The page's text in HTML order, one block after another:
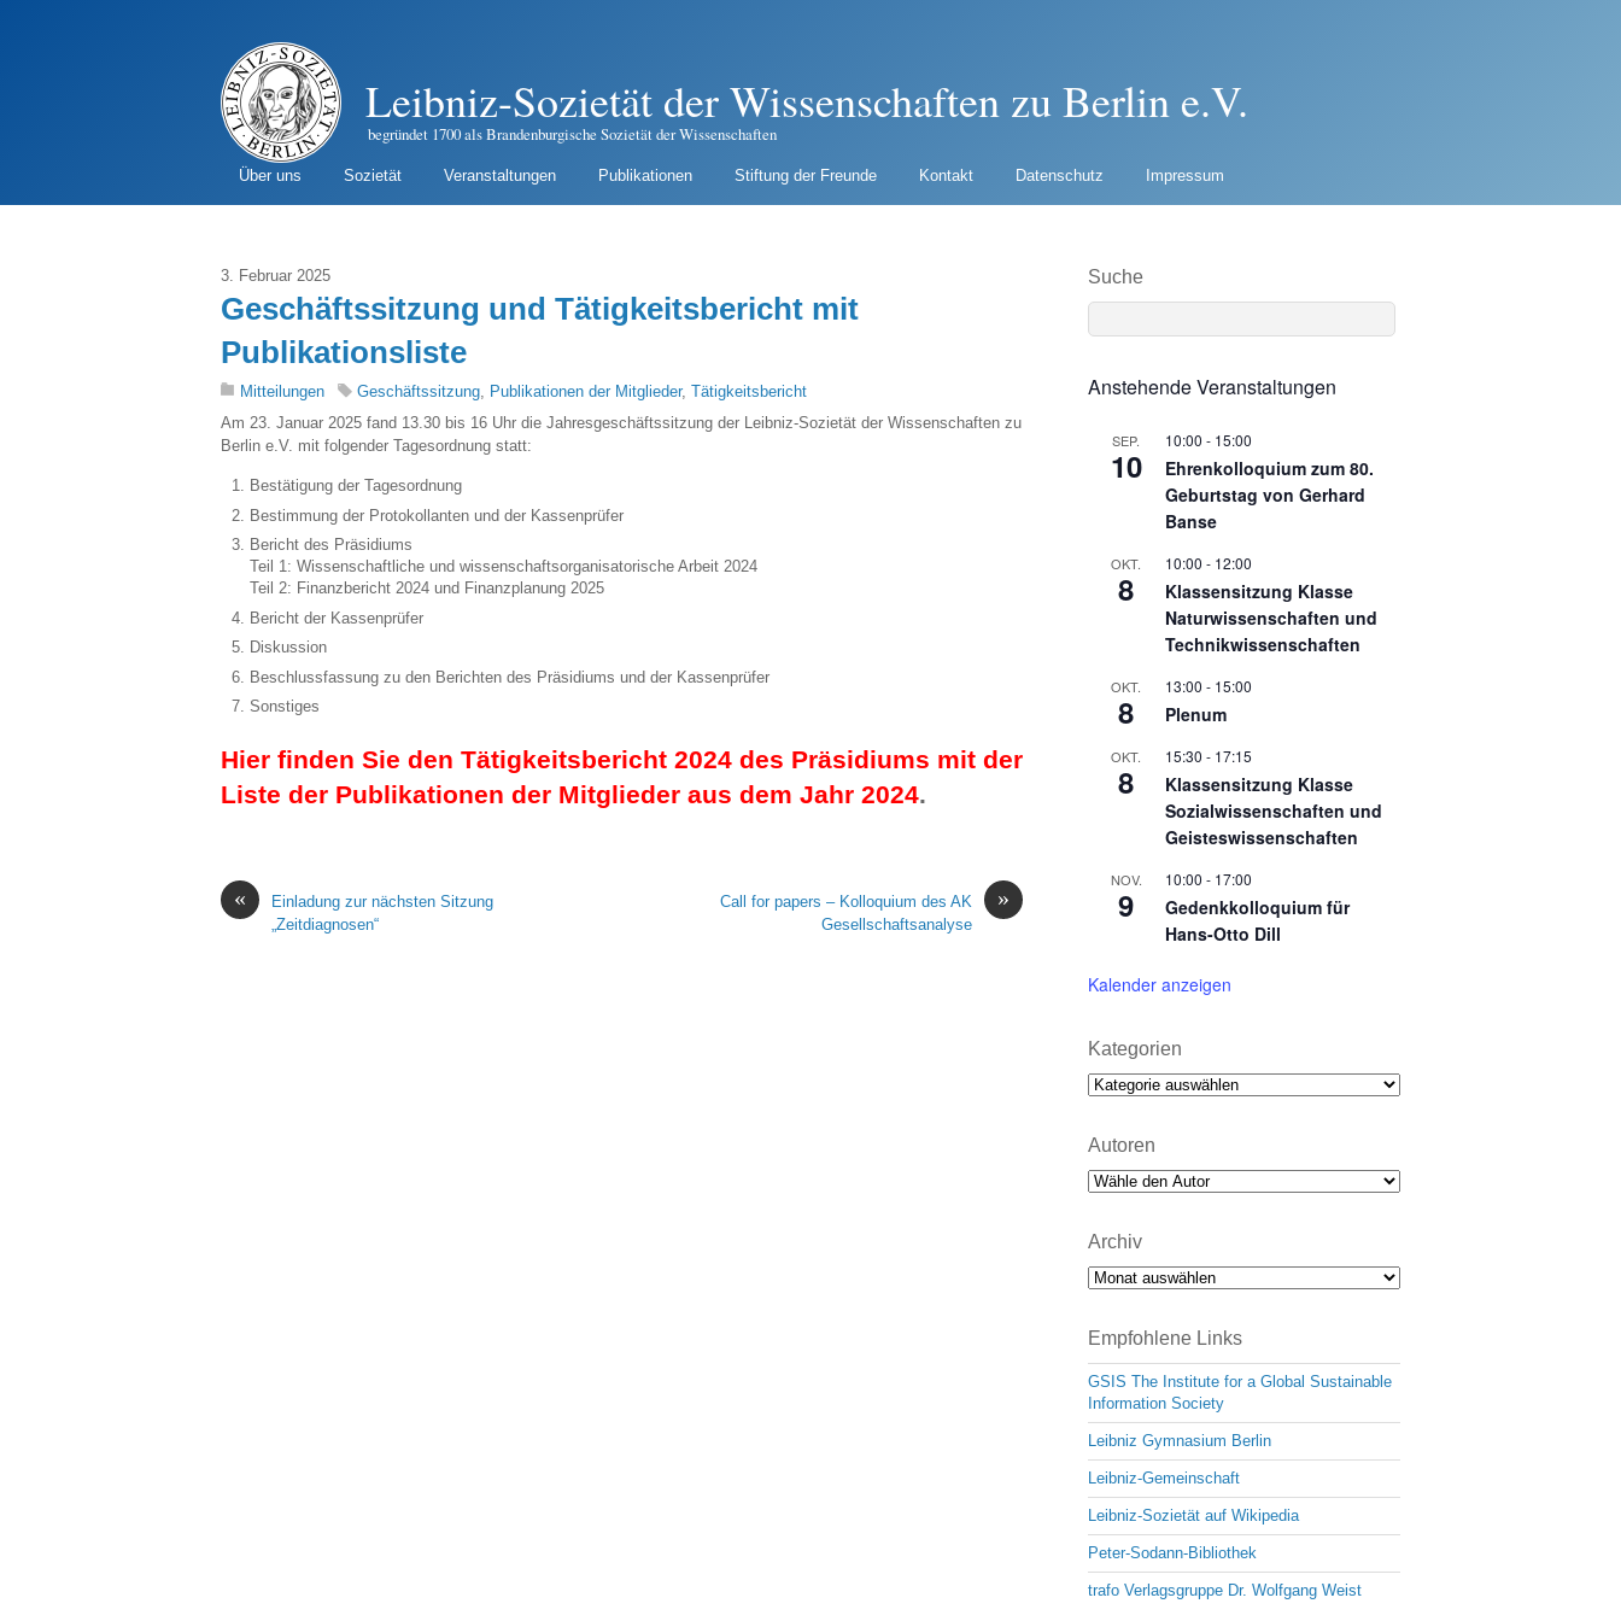
Leibniz-Sozietät der Wissenschaften zu Berlin e.V.
begründet 1700 als Brandenburgische Sozietät der Wissenschaften
Über uns Sozietät Veranstaltungen Publikationen Stiftung der Freunde Kontakt Datenschutz Impressum
3. Februar 2025
Geschäftssitzung und Tätigkeitsbericht mit
Publikationsliste
Mitteilungen Geschäftssitzung Publikationen der Mitglieder, Tätigkeitsbericht
Am 23. Januar 2025 fand 13.30 bis 16 Uhr die Jahresgeschäftssitzung der Leibniz-Sozietät der Wissenschaften zu
Berlin e.V. mit folgender Tagesordnung statt:
Bestätigung der Tagesordnung
Bestimmung der Protokollanten und der Kassenprüfer
Bericht des Präsidiums
Teil 1: Wissenschaftliche und wissenschaftsorganisatorische Arbeit 2024
Teil 2: Finanzbericht 2024 und Finanzplanung 2025
Bericht der Kassenprüfer
Diskussion
Beschlussfassung zu den Berichten des Präsidiums und der Kassenprüfer
Sonstiges
Hier finden Sie den Tätigkeitsbericht 2024 des Präsidiums mit der
Liste der Publikationen der Mitglieder aus dem Jahr 2024.
«
Einladung zur nächsten Sitzung
„Zeitdiagnosen“
»
Call for papers – Kolloquium des AK
Gesellschaftsanalyse
Suche
Anstehende Veranstaltungen
SEP.
10
10:00 - 15:00
Ehrenkolloquium zum 80.
Geburtstag von Gerhard
Banse
OKT.
8
10:00 - 12:00
Klassensitzung Klasse
Naturwissenschaften und
Technikwissenschaften
OKT.
8
13:00 - 15:00
Plenum
OKT.
8
15:30 - 17:15
Klassensitzung Klasse
Sozialwissenschaften und
Geisteswissenschaften
NOV.
9
10:00 - 17:00
Gedenkkolloquium für
Hans-Otto Dill
Kalender anzeigen
Kategorien
Kategorien
Autoren
Archiv
Archiv
Empfohlene Links
GSIS The Institute for a Global Sustainable
Information Society
Leibniz Gymnasium Berlin
Leibniz-Gemeinschaft
Leibniz-Sozietät auf Wikipedia
Peter-Sodann-Bibliothek
trafo Verlagsgruppe Dr. Wolfgang Weist